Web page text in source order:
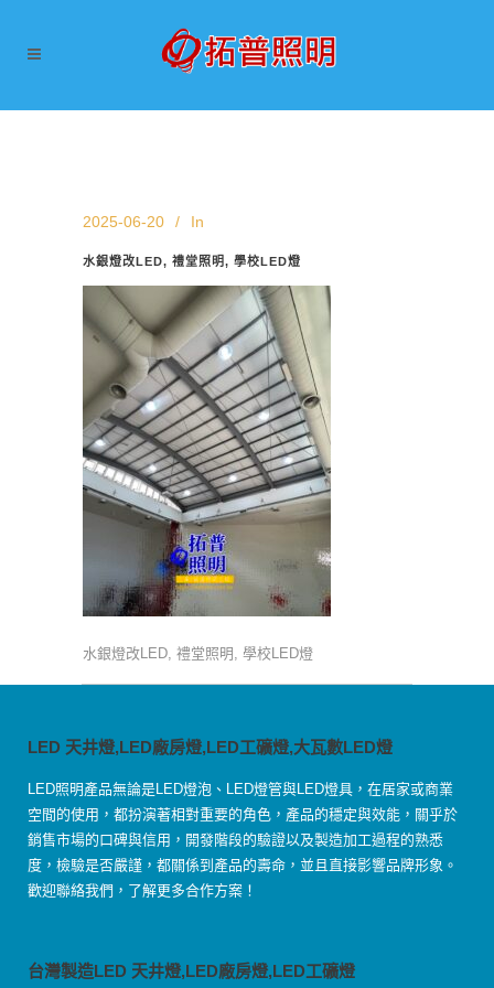
2025-06-20 In
水銀燈改LED, 禮堂照明, 學校LED燈
水銀燈改LED, 禮堂照明, 學校LED燈
LED 天井燈,LED廠房燈,LED工礦燈,大瓦數LED燈
LED照明產品無論是LED燈泡、LED燈管與LED燈具，在居家或商業
空間的使用，都扮演著相對重要的角色，產品的穩定與效能，關乎於
銷售市場的口碑與信用，開發階段的驗證以及製造加工過程的熟悉
度，檢驗是否嚴謹，都關係到產品的壽命，並且直接影響品牌形象。
歡迎聯絡我們，了解更多合作方案！
台灣製造LED 天井燈,LED廠房燈,LED工礦燈